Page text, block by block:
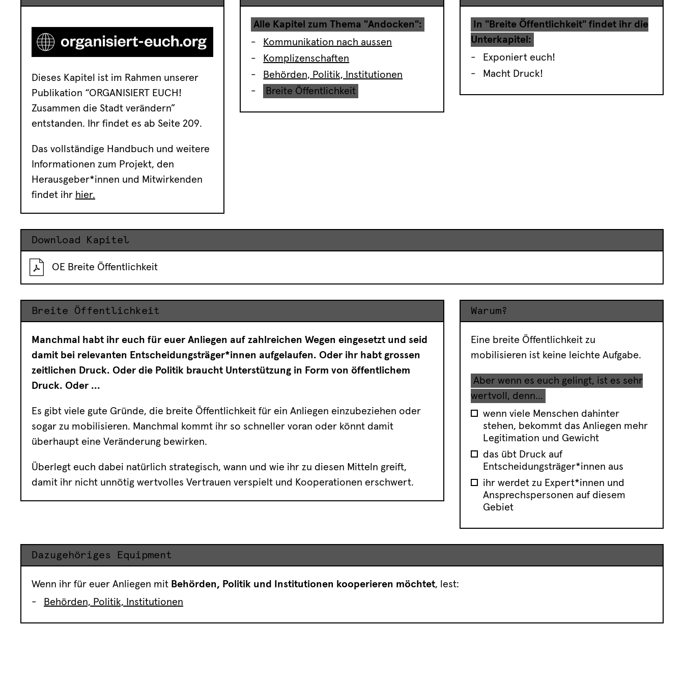
Dieses Kapitel ist im Rahmen unserer
Publikation “ORGANISIERT EUCH!
Zusammen die Stadt verändern”
entstanden. Ihr findet es ab Seite 209.
Das vollständige Handbuch und weitere
Informationen zum Projekt, den
Herausgeber*innen und Mitwirkenden
findet ihr hier.
Alle Kapitel zum Thema "Andocken":
Kommunikation nach aussen
Komplizenschaften
Behörden, Politik, Institutionen
Breite Öffentlichkeit
In "Breite Öffentlichkeit" findet ihr die
Unterkapitel:
Exponiert euch!
Macht Druck!
Download Kapitel
OE Breite Öffentlichkeit
Breite Öffentlichkeit
Manchmal habt ihr euch für euer Anliegen auf zahlreichen Wegen eingesetzt und seid
damit bei relevanten Entscheidungsträger*innen aufgelaufen. Oder ihr habt grossen
zeitlichen Druck. Oder die Politik braucht Unterstützung in Form von öffentlichem
Druck. Oder ...
Es gibt viele gute Gründe, die breite Öffentlichkeit für ein Anliegen einzubeziehen oder
sogar zu mobilisieren. Manchmal kommt ihr so schneller voran oder könnt damit
überhaupt eine Veränderung bewirken.
Überlegt euch dabei natürlich strategisch, wann und wie ihr zu diesen Mitteln greift,
damit ihr nicht unnötig wertvolles Vertrauen verspielt und Kooperationen erschwert.
Warum?
Eine breite Öffentlichkeit zu
mobilisieren ist keine leichte Aufgabe.
Aber wenn es euch gelingt, ist es sehr
wertvoll, denn...
wenn viele Menschen dahinter
stehen, bekommt das Anliegen mehr
Legitimation und Gewicht
das übt Druck auf
Entscheidungsträger*innen aus
ihr werdet zu Expert*innen und
Ansprechspersonen auf diesem
Gebiet
Dazugehöriges Equipment
Wenn ihr für euer Anliegen mit Behörden, Politik und Institutionen kooperieren möchtet, lest:
Behörden, Politik, Institutionen